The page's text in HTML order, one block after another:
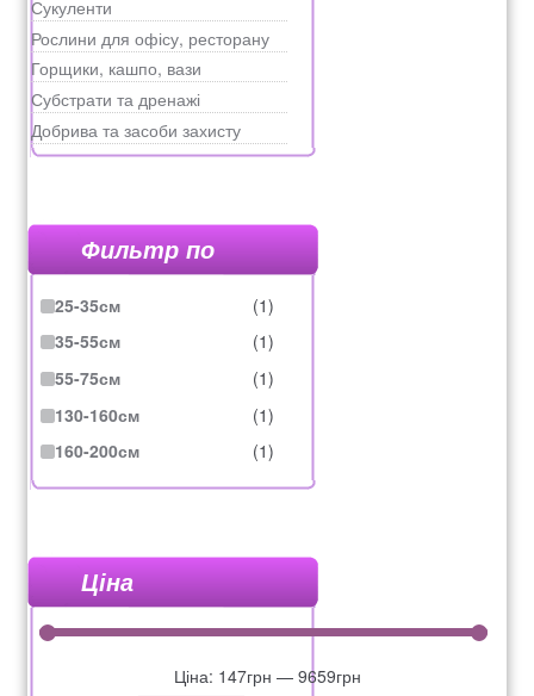
Сукуленти
Рослини для офісу, ресторану
Горщики, кашпо, вази
Субстрати та дренажі
Добрива та засоби захисту
Фильтр по
25-35см
(1)
35-55см
(1)
55-75см
(1)
130-160см
(1)
160-200см
(1)
Ціна
Ціна: 147грн — 9659грн